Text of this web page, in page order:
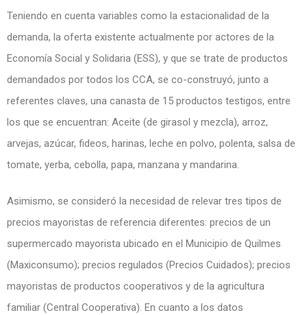
Teniendo en cuenta variables como la estacionalidad de la
demanda, la oferta existente actualmente por actores de la
Economía Social y Solidaria (ESS), y que se trate de productos
demandados por todos los CCA, se co-construyó, junto a
referentes claves, una canasta de 15 productos testigos, entre
los que se encuentran: Aceite (de girasol y mezcla), arroz,
arvejas, azúcar, fideos, harinas, leche en polvo, polenta, salsa de
tomate, yerba, cebolla, papa, manzana y mandarina.
Asimismo, se consideró la necesidad de relevar tres tipos de
precios mayoristas de referencia diferentes: precios de un
supermercado mayorista ubicado en el Municipio de Quilmes
(Maxiconsumo); precios regulados (Precios Cuidados); precios
mayoristas de productos cooperativos y de la agricultura
familiar (Central Cooperativa). En cuanto a los datos